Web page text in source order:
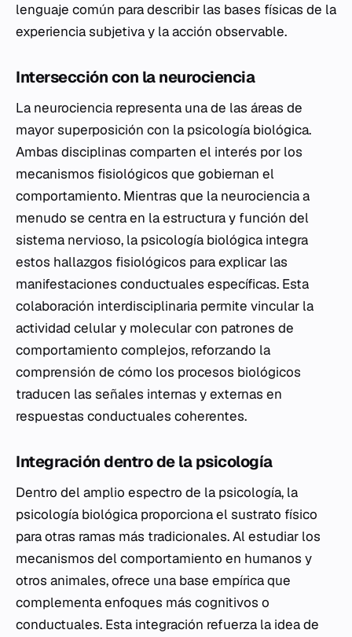
lenguaje común para describir las bases físicas de la
experiencia subjetiva y la acción observable.
Intersección con la neurociencia
La neurociencia representa una de las áreas de
mayor superposición con la psicología biológica.
Ambas disciplinas comparten el interés por los
mecanismos fisiológicos que gobiernan el
comportamiento. Mientras que la neurociencia a
menudo se centra en la estructura y función del
sistema nervioso, la psicología biológica integra
estos hallazgos fisiológicos para explicar las
manifestaciones conductuales específicas. Esta
colaboración interdisciplinaria permite vincular la
actividad celular y molecular con patrones de
comportamiento complejos, reforzando la
comprensión de cómo los procesos biológicos
traducen las señales internas y externas en
respuestas conductuales coherentes.
Integración dentro de la psicología
Dentro del amplio espectro de la psicología, la
psicología biológica proporciona el sustrato físico
para otras ramas más tradicionales. Al estudiar los
mecanismos del comportamiento en humanos y
otros animales, ofrece una base empírica que
complementa enfoques más cognitivos o
conductuales. Esta integración refuerza la idea de